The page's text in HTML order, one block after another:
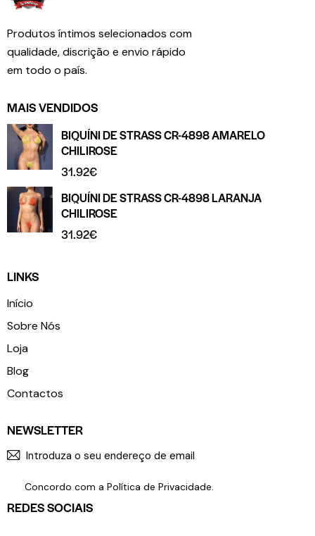
Produtos íntimos selecionados com
qualidade, discrição e envio rápido
em todo o país.
MAIS VENDIDOS
BIQUÍNI DE STRASS CR-4898 AMARELO
CHILIROSE
31.92€
BIQUÍNI DE STRASS CR-4898 LARANJA
CHILIROSE
31.92€
LINKS
Início
Sobre Nós
Loja
Blog
Contactos
NEWSLETTER
Concordo com a Política de Privacidade.
REDES SOCIAIS